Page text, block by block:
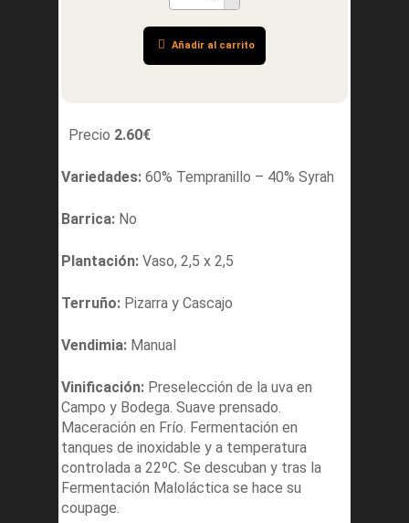
Añadir al carrito
Precio 2.60€
Variedades: 60% Tempranillo – 40% Syrah
Barrica: No
Plantación: Vaso, 2,5 x 2,5
Terruño: Pizarra y Cascajo
Vendimia: Manual
Vinificación: Preselección de la uva en
Campo y Bodega. Suave prensado.
Maceración en Frío. Fermentación en
tanques de inoxidable y a temperatura
controlada a 22ºC. Se descuban y tras la
Fermentación Maloláctica se hace su
coupage.